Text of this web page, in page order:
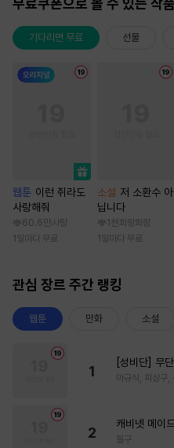
무료쿠폰으로 볼 수 있는 작품
기다리면 무료 선물
웹툰 이런 쥐라도
사랑해줘
60.6만 사탕
1일마다 무료
소설 저 소환수 아
닙니다
1천 희랑화랑
1일마다 무료
관심 장르 주간 랭킹
웹툰 만화 소설
1
[성비단] 무
마규식, 피상구,
2
캐비넷 메이
필구